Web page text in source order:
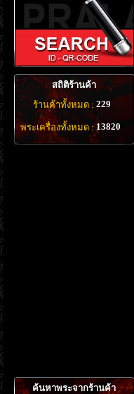
สถิติร้านค้า
ร้านค้าทั้งหมด : 229
พระเครื่องทั้งหมด : 13820
ค้นหาพระจากร้านค้า